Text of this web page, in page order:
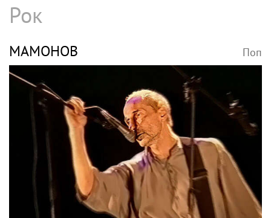
Рок
МАМОНОВ Поп